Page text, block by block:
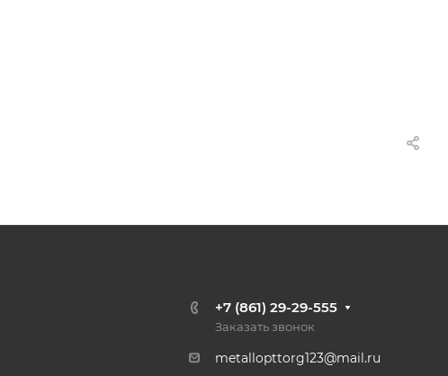
+7 (861) 29-29-555
Заказать звонок
metallopttorg123@mail.ru